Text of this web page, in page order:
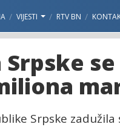
VIJESTI RTV BN
Srpske
Srpske